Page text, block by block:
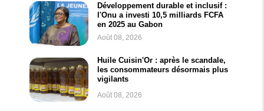
Développement durable et inclusif :
l'Onu a investi 10,5 milliards FCFA
en 2025 au Gabon
Août 08, 2026
Huile Cuisin'Or : après le scandale,
les consommateurs désormais plus
vigilants
Août 08, 2026